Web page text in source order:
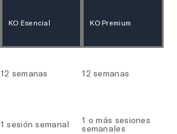
KO Esencial KO Premium
12 semanas 12 semanas
1 sesión semanal
1 o más sesiones
semanales